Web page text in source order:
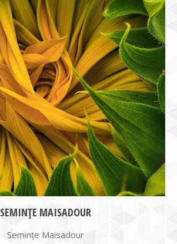
SEMINȚE MAISADOUR
Semințe Maisadour